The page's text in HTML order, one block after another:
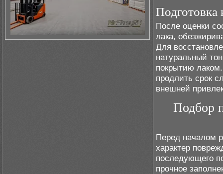
Подготовка
После оценки
лака,
Для
натуральный
покрытию лаком.
продлить срок
внешней
Подбор
Перед началом
характер
последующего
прочное